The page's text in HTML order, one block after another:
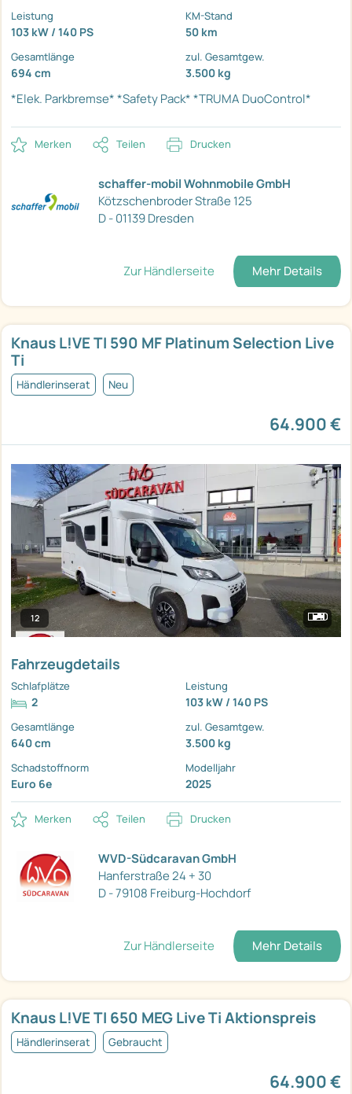
Leistung
103 kW / 140 PS
KM-Stand
50 km
Gesamtlänge
694 cm
zul. Gesamtgew.
3.500 kg
*Elek. Parkbremse**Safety Pack**TRUMA DuoControl*
Merken Teilen Drucken
schaffer-mobil Wohnmobile GmbH
Kötzschenbroder Straße 125
D - 01139 Dresden
Zur Händlerseite Mehr Details
Knaus L!VE TI 590 MF Platinum Selection Live
Ti
Händlerinserat Neu
64.900 €
12
Fahrzeugdetails
Schlafplätze
2
Leistung
103 kW / 140 PS
Gesamtlänge
640 cm
zul. Gesamtgew.
3.500 kg
Schadstoffnorm
Euro 6e
Modelljahr
2025
Merken Teilen Drucken
WVD-Südcaravan GmbH
Hanferstraße 24 + 30
D - 79108 Freiburg-Hochdorf
Zur Händlerseite Mehr Details
Knaus L!VE TI 650 MEG Live Ti Aktionspreis
Händlerinserat Gebraucht
64.900 €